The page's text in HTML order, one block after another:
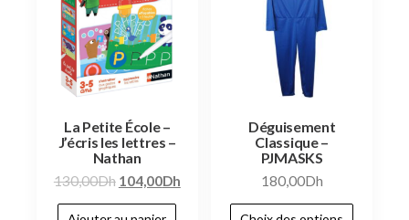
La Petite École –
J’écris les lettres –
Nathan
130,00Dh 104,00Dh
Déguisement
Classique –
PJMASKS
180,00Dh